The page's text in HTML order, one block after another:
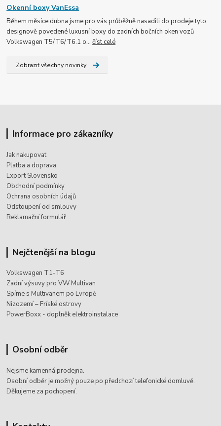
Okenní boxy VanEssa
Během měsíce dubna jsme pro vás průběžně nasadili do prodeje tyto
designově povedené luxusní boxy do zadních bočních oken vozů
Volkswagen T5/T6/T6.1 o...číst celé
Zobrazit všechny novinky
Informace pro zákazníky
Jak nakupovat
Platba a doprava
Export Slovensko
Obchodní podmínky
Ochrana osobních údajů
Odstoupení od smlouvy
Reklamační formulář
Nejčtenější na blogu
Volkswagen T1-T6
Zadní výsuvy pro VW Multivan
Spíme s Multivanem po Evropě
Nizozemí – Fríské ostrovy
PowerBoxx - doplněk elektroinstalace
Osobní odběr
Nejsme kamenná prodejna.
Osobní odběr je možný pouze po předchozí telefonické domluvě.
Děkujeme za pochopení.